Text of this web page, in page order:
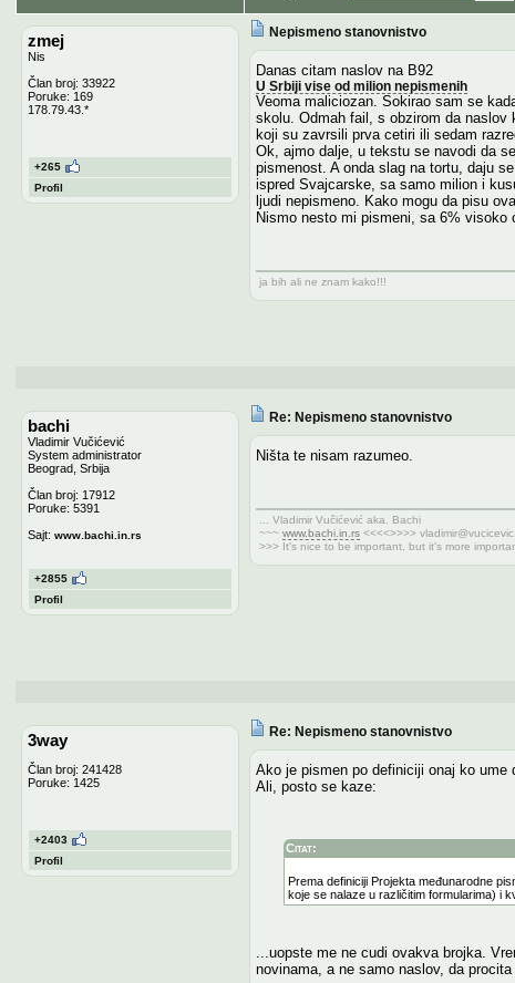
zmej
Nis
Član broj: 33922
Poruke: 169
178.79.43.*
+265
Profil
Nepismeno stanovnistvo
Danas citam naslov na B92
U Srbiji vise od milion nepismenih
Veoma maliciozan. Sokirao sam se
skolu. Odmah fail, s obzirom da naslov
koji su zavrsili prva cetiri ili sedam
Ok, ajmo dalje, u tekstu se navodi da
pismenost. A onda slag na tortu, daju
ispred Svajcarske, sa samo milion i
ljudi nepismeno. Kako mogu da pisu
Nismo nesto mi pismeni, sa 6% visoko
ja bih ali ne znam kako!!!
bachi
Vladimir Vučićević
System administrator
Beograd, Srbija
Član broj: 17912
Poruke: 5391
Sajt: www.bachi.in.rs
+2855
Profil
Re: Nepismeno stanovnistvo
Ništa te nisam razumeo.
... Vladimir Vučićević aka. Bachi
~~~ www.bachi.in.rs<<<<>>>>
>>> It's nice to be important, but it's more
3way
Član broj: 241428
Poruke: 1425
+2403
Profil
Re: Nepismeno stanovnistvo
Ako je pismen po definiciji onaj ko ume
Ali, posto se kaze:
Citat:
Prema definiciji Projekta međunarodne
koje se nalaze u različitim formularima) i
...uopste me ne cudi ovakva brojka.
novinama, a ne samo naslov, da